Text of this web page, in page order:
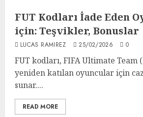
FUT Kodları İade Eden
için: Teşvikler, Bonuslar
LUCAS RAMIREZ 25/02/2026 0
FUT kodları, FIFA Ultimate Team
yeniden katılan oyuncular için
sunar....
READ MORE